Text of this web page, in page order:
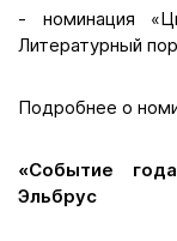
- номинация
Литературный
Подробнее о
«Событие
Эльбрус